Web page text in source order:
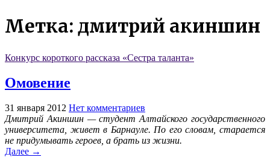
Метка: дмитрий акиншин
Конкурс короткого рассказа «Сестра таланта»
Омовение
31 января 2012 Нет комментариев
Дмитрий Акиншин — студент Алтайского государственного
университета, живет в Барнауле. По его словам, старается
не придумывать героев, а брать из жизни.
Далее →